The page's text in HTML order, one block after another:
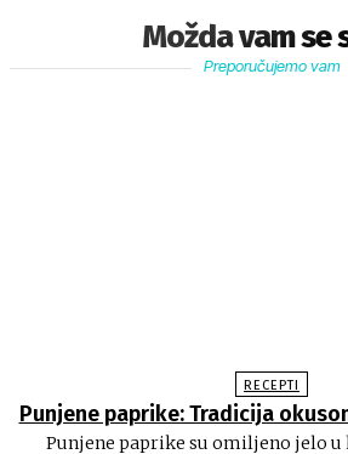
Možda vam se
Preporučujemo vam
RECEPTI
Punjene paprike: Tradicija
Punjene paprike su omiljeno jelo